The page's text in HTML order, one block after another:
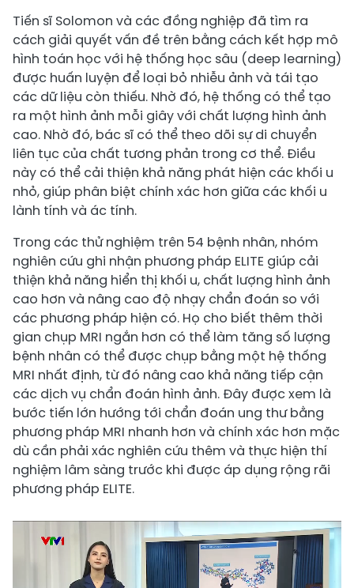
Tiến sĩ Solomon và các đồng nghiệp đã tìm ra
cách giải quyết vấn đề trên bằng cách kết hợp mô
hình toán học với hệ thống học sâu (deep learning)
được huấn luyện để loại bỏ nhiễu ảnh và tái tạo
các dữ liệu còn thiếu. Nhờ đó, hệ thống có thể tạo
ra một hình ảnh mỗi giây với chất lượng hình ảnh
cao. Nhờ đó, bác sĩ có thể theo dõi sự di chuyển
liên tục của chất tương phản trong cơ thể. Điều
này có thể cải thiện khả năng phát hiện các khối u
nhỏ, giúp phân biệt chính xác hơn giữa các khối u
lành tính và ác tính.
Trong các thử nghiệm trên 54 bệnh nhân, nhóm
nghiên cứu ghi nhận phương pháp ELITE giúp cải
thiện khả năng hiển thị khối u, chất lượng hình ảnh
cao hơn và nâng cao độ nhạy chẩn đoán so với
các phương pháp hiện có. Họ cho biết thêm thời
gian chụp MRI ngắn hơn có thể làm tăng số lượng
bệnh nhân có thể được chụp bằng một hệ thống
MRI nhất định, từ đó nâng cao khả năng tiếp cận
các dịch vụ chẩn đoán hình ảnh. Đây được xem là
bước tiến lớn hướng tới chẩn đoán ung thư bằng
phương pháp MRI nhanh hơn và chính xác hơn mặc
dù cần phải xác nghiên cứu thêm và thực hiện thí
nghiệm lâm sàng trước khi được áp dụng rộng rãi
phương pháp ELITE.